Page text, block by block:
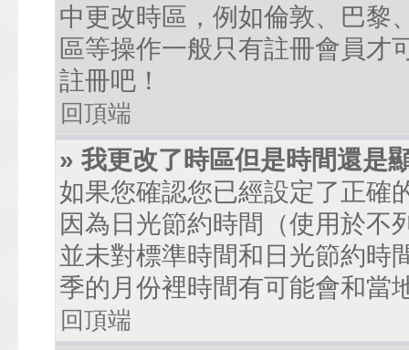
中更改時區，例如倫敦、巴黎
區等操作一般只有註冊會員才
註冊吧！
回頂端
» 我更改了時區但是時間還是
如果您確認您已經設定了正確
因為日光節約時間（使用於不
並未對標準時間和日光節約時
季的月份裡時間有可能會和當
回頂端